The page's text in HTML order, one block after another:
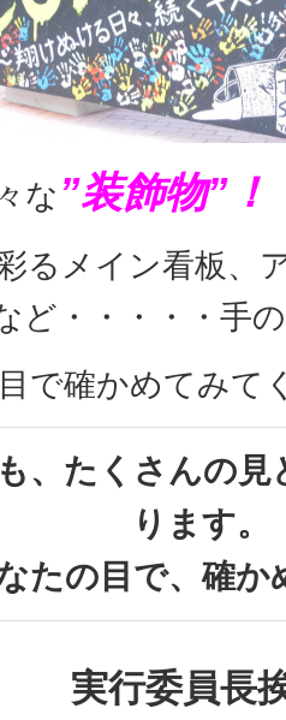
な ”装飾物”！
るメイン看板、
ど・・・・・手
で確かめてみて
、たくさんの
ります。
たの目で、確か
実行委員長